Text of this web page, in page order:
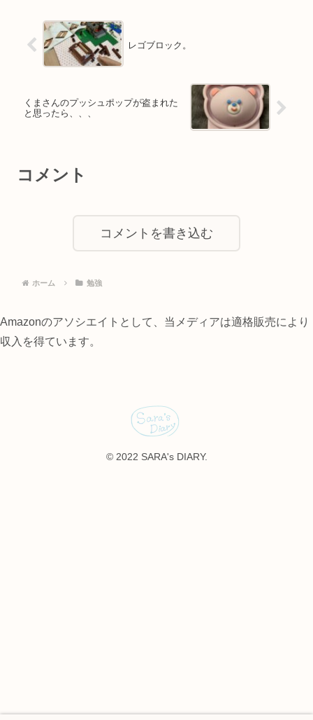
レゴブロック。
くまさんのプッシュポップが盗まれた
と思ったら、、、
コメント
コメントを書き込む
ホーム 勉強
Amazonのアソシエイトとして、当メディアは適格販売により
収入を得ています。
© 2022 SARA's DIARY.